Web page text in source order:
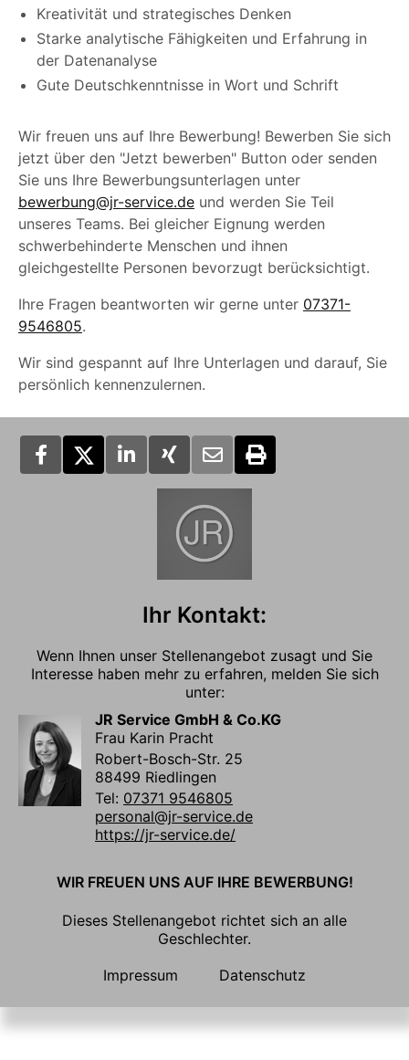
Kreativität und strategisches Denken
Starke analytische Fähigkeiten und Erfahrung in
der Datenanalyse
Gute Deutschkenntnisse in Wort und Schrift
Wir freuen uns auf Ihre Bewerbung! Bewerben Sie sich
jetzt über den "Jetzt bewerben" Button oder senden
Sie uns Ihre Bewerbungsunterlagen unter
bewerbung@jr-service.de und werden Sie Teil
unseres Teams. Bei gleicher Eignung werden
schwerbehinderte Menschen und ihnen
gleichgestellte Personen bevorzugt berücksichtigt.
Ihre Fragen beantworten wir gerne unter 07371-
9546805.
Wir sind gespannt auf Ihre Unterlagen und darauf, Sie
persönlich kennenzulernen.
Ihr Kontakt:
Wenn Ihnen unser Stellenangebot zusagt und Sie
Interesse haben mehr zu erfahren, melden Sie sich
unter:
JR Service GmbH & Co.KG
Frau Karin Pracht
Robert-Bosch-Str. 25
88499 Riedlingen
Tel: 07371 9546805
personal@jr-service.de
https://jr-service.de/
WIR FREUEN UNS AUF IHRE BEWERBUNG!
Dieses Stellenangebot richtet sich an alle
Geschlechter.
Impressum
Datenschutz